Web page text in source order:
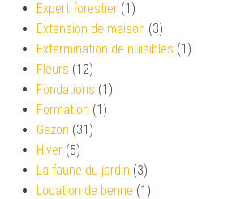
Expert forestier (1)
Extension de maison (3)
Extermination de nuisibles (1)
Fleurs (12)
Fondations (1)
Formation (1)
Gazon (31)
Hiver (5)
La faune du jardin (3)
Location de benne (1)